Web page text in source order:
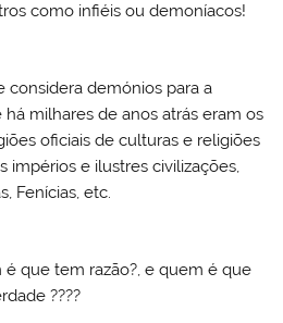
como infiéis ou demoníacos!
considera demónios para a
milhares de anos atrás eram os
oficiais de culturas e religiões
impérios e ilustres civilizações,
Fenícias, etc.
que tem razão?, e quem é que
????